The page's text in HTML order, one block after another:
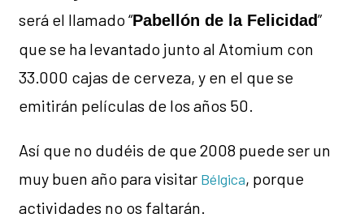
será el llamado “Pabellón de la Felicidad”
que se ha levantado junto al Atomium con
33.000 cajas de cerveza, y en el que se
emitirán películas de los años 50.
Así que no dudéis de que 2008 puede ser un
muy buen año para visitar Bélgica, porque
actividades no os faltarán.